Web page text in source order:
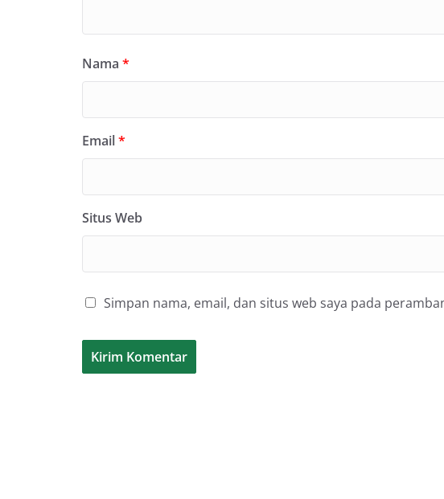
Nama *
Email*
Situs Web
Simpan nama, email, dan situs web saya pada